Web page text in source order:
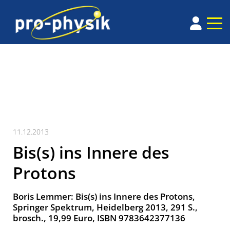
11.12.2013
Bis(s) ins Innere des
Protons
Boris Lemmer: Bis(s) ins Innere des Protons,
Springer Spektrum, Heidelberg 2013, 291 S.,
brosch., 19,99 Euro, ISBN 9783642377136